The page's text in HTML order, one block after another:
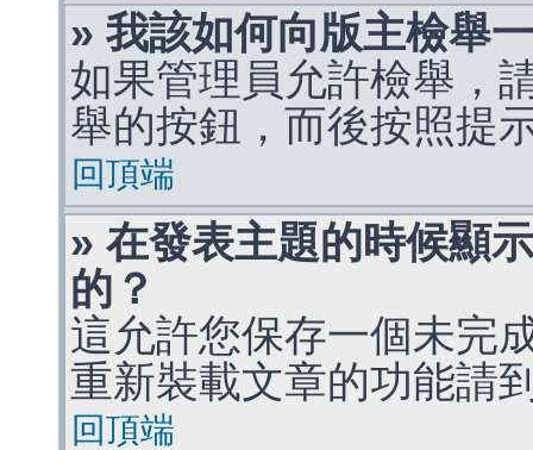
» 我該如何向版主檢舉
如果管理員允許檢舉，
舉的按鈕，而後按照提
回頂端
» 在發表主題的時候顯
的？
這允許您保存一個未完
重新裝載文章的功能請
回頂端